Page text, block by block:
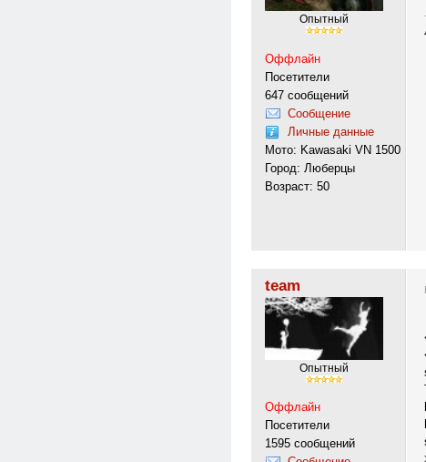
Опытный
Оффлайн
Посетители
647 сообщений
Сообщение
Личные данные
Мото: Kawasaki VN 1500
Город: Люберцы
Возраст: 50
team
Опытный
Оффлайн
Посетители
1595 сообщений